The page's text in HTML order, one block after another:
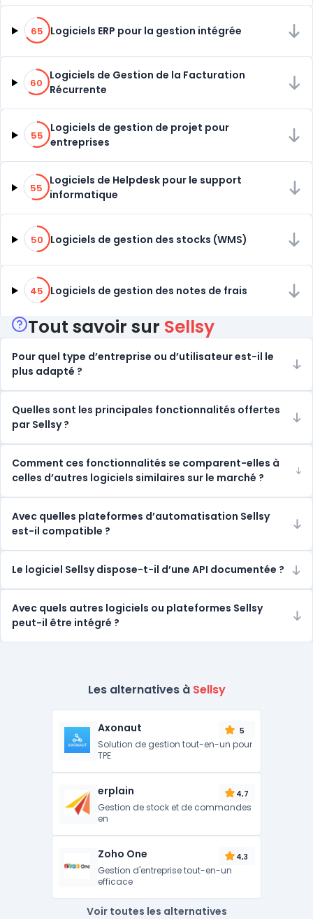
65% de compatibilité
65 Logiciels ERP pour la gestion intégrée
60% de compatibilité
60
Logiciels de Gestion de la Facturation
Récurrente
55% de compatibilité
55
Logiciels de gestion de projet pour
entreprises
55% de compatibilité
55
Logiciels de Helpdesk pour le support
informatique
50% de compatibilité
50 Logiciels de gestion des stocks (WMS)
45% de compatibilité
45 Logiciels de gestion des notes de frais
Tout savoir sur Sellsy
Pour quel type d’entreprise ou d’utilisateur est-il le
plus adapté ?
Quelles sont les principales fonctionnalités offertes
par Sellsy ?
Comment ces fonctionnalités se comparent-elles à
celles d’autres logiciels similaires sur le marché ?
Avec quelles plateformes d’automatisation Sellsy
est-il compatible ?
Le logiciel Sellsy dispose-t-il d’une API documentée ?
Avec quels autres logiciels ou plateformes Sellsy
peut-il être intégré ?
Les alternatives à Sellsy
Axonaut 5
Solution de gestion tout-en-un pour
TPE
erplain 4,7
Gestion de stock et de commandes
en
Zoho One 4,3
Gestion d'entreprise tout-en-un
efficace
Voir toutes les alternatives